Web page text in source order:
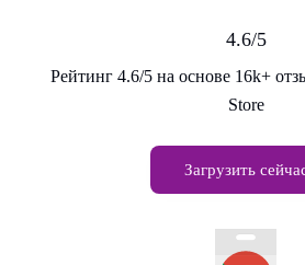
4.6/5
Рейтинг 4.6/5 на основе 16k+
Store
Загрузить